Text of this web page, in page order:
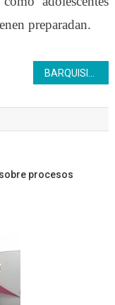
preparadan.
procesos